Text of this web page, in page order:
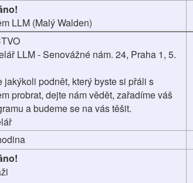
LLM (Malý Walden)
LLM - Senovážné nám. 24, Praha 1, 5.
jakýkoli podnět, který byste si přáli s
probrat, dejte nám vědět, zařadíme váš
a budeme se na vás těšit.